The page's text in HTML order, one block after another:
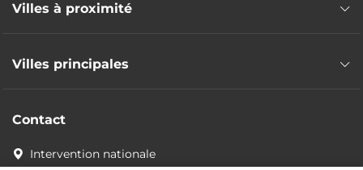
Villes à proximité
Monte escalier Saint-Malo
Monte escalier Beaussais-sur-Mer
Villes principales
Monte escalier Fougères
Monte escalier Vitré
Contact
Intervention nationale